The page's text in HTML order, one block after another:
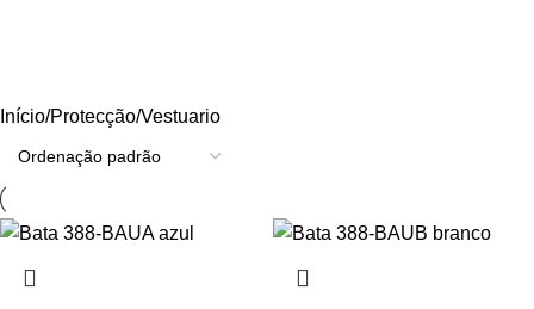
Início Protecção Vestuario